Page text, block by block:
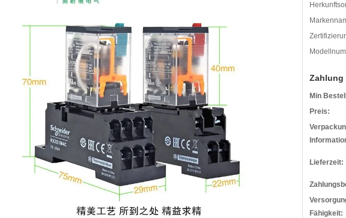
Zahlung
Min
Preis:
Lieferzeit:
Fähigkeit: